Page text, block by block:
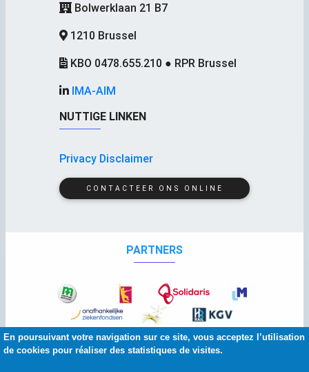
En poursuivant votre navigation sur ce site, vous acceptez l’utilisation
de cookies pour réaliser des statistiques de visites.
Bolwerklaan 21 B7
1210 Brussel
KBO 0478.655.210 ● RPR Brussel
IMA-AIM
NUTTIGE LINKEN
Privacy Disclaimer
CONTACTEER ONS ONLINE
PARTNERS
© 2026 Copyright:IMA- AIM| Grafisch ontwerp :